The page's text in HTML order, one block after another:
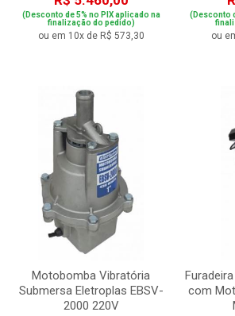
(Desconto de 5% no PIX aplicado na
finalização do pedido)
ou em 10x de R$ 573,30
(Desconto
ou
Motobomba Vibratória
Submersa Eletroplas EBSV-
2000 220V
com